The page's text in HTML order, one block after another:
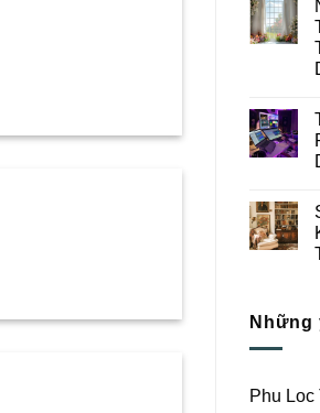
ở
Ý
ở
ở
ở
Những
Phu Loc